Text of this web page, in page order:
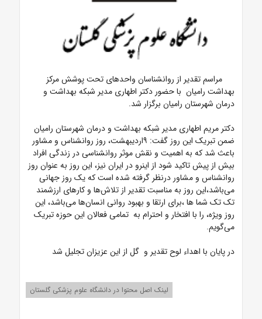
مراسم تقدیر از روانشناسان واحدهای تحت پوشش مرکز
بهداشت رامیان با حضور دکتر اطهاری مدیر شبکه بهداشت و
درمان شهرستان رامیان برگزار شد.
دکتر مریم اطهاری مدیر شبکه بهداشت و درمان شهرستان رامیان
ضمن تبریک این روز گفت: ۹اردیبهشت، روز روانشناس و مشاور
باعث شد که به اهمیت و نقش موثر روانشناسی در زندگی افراد
بیش از پیش تاکید شود از اینرو در ایران نیز، این روز به عنوان روز
روانشناس و مشاور درنظر گرفته شده است که یک روز جهانی
می‌باشد،این روز به مناسبت تقدیر از تلاش‌ها و کارهای ارزشمند
تک تک شما ها ،برای ارتقا و بهبود روانی انسان‌ها می‌باشد، این
روز ویژه، را با افتخار و احترام به تمامی فعالان این حوزه تبریک
می‌گویم.
در پایان با اهداء لوح تقدیر و گل از این عزیزان تجلیل شد
لینک اصل محتوا در دانشگاه علوم پزشکی گلستان